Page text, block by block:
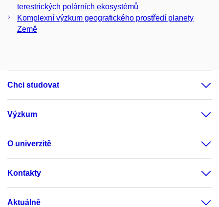
terestrických polárních ekosystémů
Komplexní výzkum geografického prostředí planety
Země
Chci studovat
Výzkum
O univerzitě
Kontakty
Aktuálně